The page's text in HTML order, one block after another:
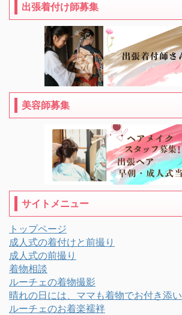
出張着付け師募集
美容師募集
サイトメニュー
トップページ
成人式の着付けと前撮り
成人式の前撮り
着物相談
ルーチェの着物撮影
晴れの日には、ママも着物でお付き添い
ルーチェのお着楽襦袢